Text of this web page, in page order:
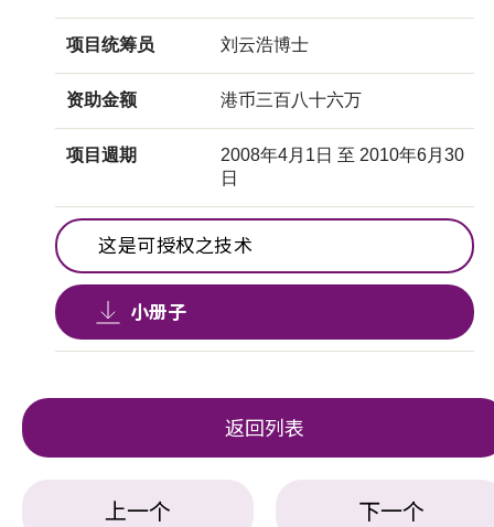
项目统筹员 刘云浩博士
资助金额 港币三百八十六万
项目週期
2008年4月1日 至 2010年6月30
日
这是可授权之技术
小册子
返回列表
上一个 下一个